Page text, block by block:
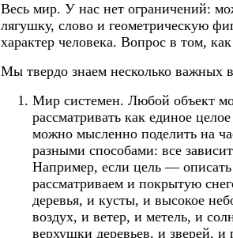
Весь мир. У нас нет ограничений:
лягушку, слово и геометрическую
характер человека. Вопрос в том,
Мы твердо знаем несколько важных
Мир системен. Любой объект
рассматривать как единое
можно мысленно поделить на
разными способами: все
Например, если цель —
рассматриваем и покрытую
деревья, и кусты, и высокое
воздух, и ветер, и метель, и
верхушки деревьев, и зверей,